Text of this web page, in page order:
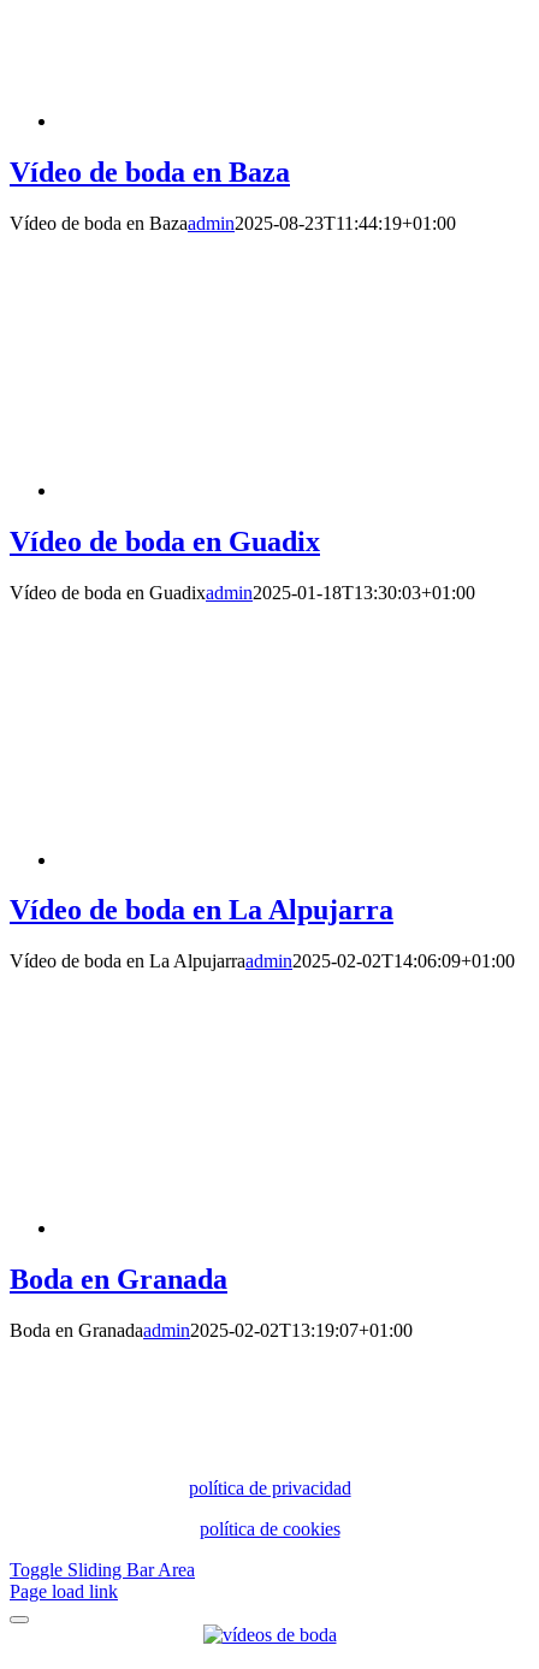
Vídeo de boda en Baza
Vídeo de boda en Bazaadmin2025-08-23T11:44:19+01:00
Vídeo de boda en Guadix
Vídeo de boda en Guadixadmin2025-01-18T13:30:03+01:00
Vídeo de boda en La Alpujarra
Vídeo de boda en La Alpujarraadmin2025-02-02T14:06:09+01:00
Boda en Granada
Boda en Granadaadmin2025-02-02T13:19:07+01:00
política de privacidad
política de cookies
Toggle Sliding Bar Area
Page load link